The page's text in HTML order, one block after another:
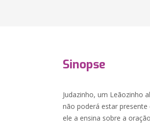
Sinopse
Judazinho, um Leãozinho
não poderá estar presente
ele a ensina sobre a